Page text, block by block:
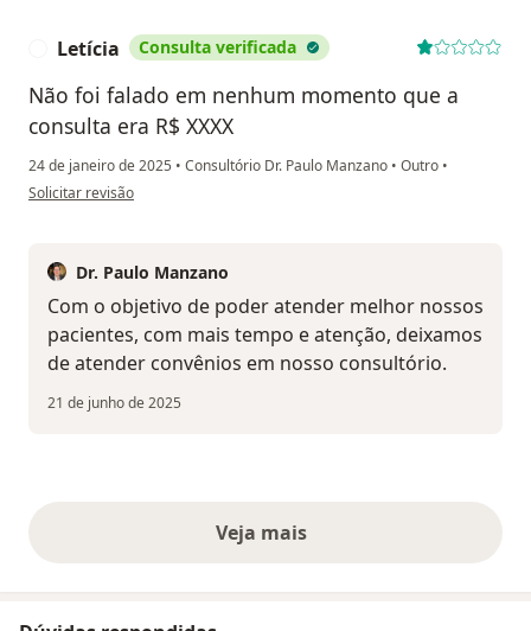
Letícia Consulta verificada
Não foi falado em nenhum momento que a
consulta era R$ XXXX
24 de janeiro de 2025 • Consultório Dr. Paulo Manzano • Outro •
na opinião do utilizador Letícia
Solicitar revisão
Dr. Paulo Manzano
Com o objetivo de poder atender melhor nossos
pacientes, com mais tempo e atenção, deixamos
de atender convênios em nosso consultório.
21 de junho de 2025
Veja maisopiniões acima